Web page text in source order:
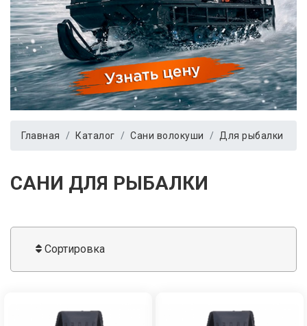
Главная Каталог Сани волокуши Для рыбалки
САНИ ДЛЯ РЫБАЛКИ
Сортировка